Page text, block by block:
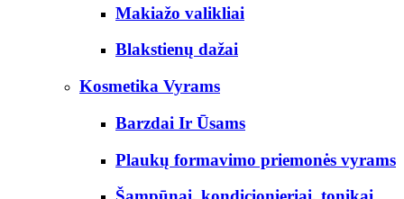
Makiažo valikliai
Blakstienų dažai
Kosmetika Vyrams
Barzdai Ir Ūsams
Plaukų formavimo priemonės vyrams